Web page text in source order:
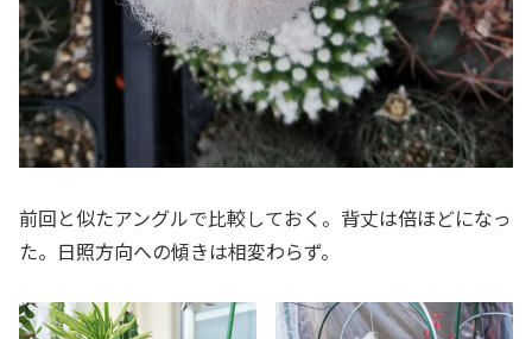
前回と似たアングルで比較しておく。背丈は倍ほどになっ
た。日照方向への傾きは相変わらず。